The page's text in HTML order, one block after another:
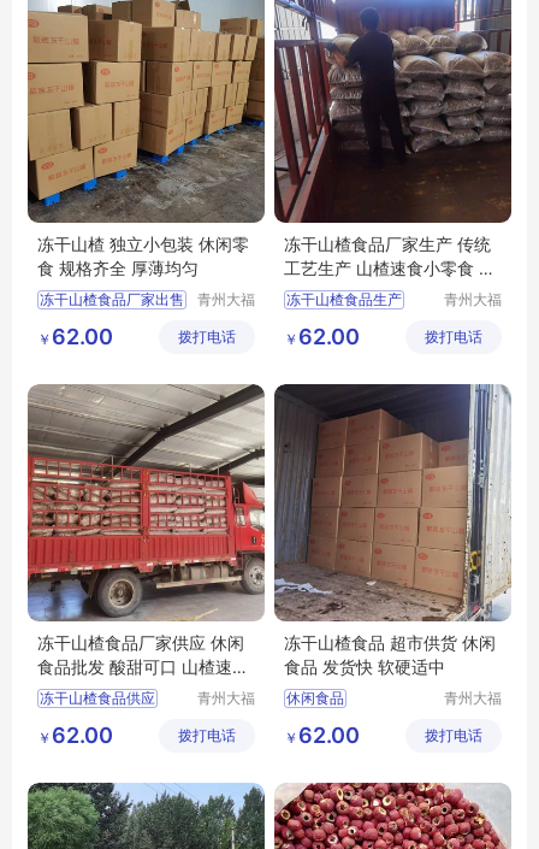
冻干山楂 独立小包装 休闲零
食 规格齐全 厚薄均匀
冻干山楂食品厂家出售
冻干山楂食品出售
冻干山楂食品供应
青州大福
展有限公
￥ 62.00 拨打电话
冻干山楂食品厂家生产 传统
工艺生产 山楂速食小零食 休
闲食品批发
冻干山楂食品生产
冻干山楂制品生产厂家
冻干山楂食品厂家供应
青州大福
展有限公
￥ 62.00 拨打电话
冻干山楂食品厂家供应 休闲
食品批发 酸甜可口 山楂速食
小零食
冻干山楂食品供应
休闲食品批发
冻干山楂食品生产
青州大福
展有限公
￥ 62.00 拨打电话
冻干山楂食品 超市供货 休闲
食品 发货快 软硬适中
休闲食品
冻干山楂制品出售
冻干山楂厂家
青州大福
展有限公
￥ 62.00 拨打电话